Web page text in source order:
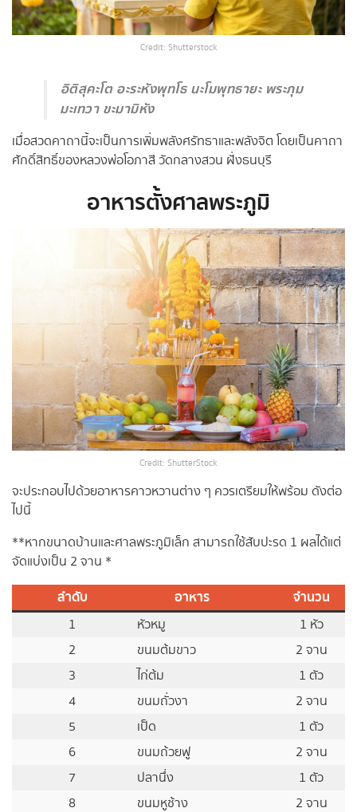
Credit: Shutterstock
อิติสุคะโต อะระหังพุทโธ นะโมพุทธายะ พระภุม
มะเทวา ขะมามิหัง
เมื่อสวดคาถานี้จะเป็นการเพิ่มพลังศรัทธาและพลังจิต โดยเป็นคาถา
ศักดิ์สิทธิ์ของหลวงพ่อโอภาสี วัดกลางสวน ฝั่งธนบุรี
อาหารตั้งศาลพระภูมิ
Credit: ShutterStock
จะประกอบไปด้วยอาหารคาวหวานต่าง ๆ ควรเตรียมให้พร้อม ดังต่อ
ไปนี้
**หากขนาดบ้านและศาลพระภูมิเล็ก สามารถใช้สับปะรด 1 ผลได้แต่
จัดแบ่งเป็น 2 จาน *
ลำดับ อาหาร จำนวน
1 หัวหมู
1 หัว
2
ขนมต้มขาว
2 จาน
3
ไก่ต้ม
1 ตัว
4
ขนมถั่วงา
2 จาน
5
เป็ด
1 ตัว
6
ขนมถ้วยฟู
2 จาน
7
ปลานึ่ง
1 ตัว
8
ขนมหูช้าง 2 จาน